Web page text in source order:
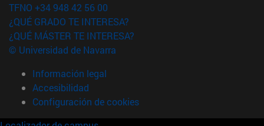
TFNO +34 948 42 56 00
¿QUÉ GRADO TE INTERESA?
¿QUÉ MÁSTER TE INTERESA?
© Universidad de Navarra
Información legal
Accesibilidad
Configuración de cookies